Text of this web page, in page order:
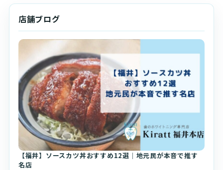
店舗ブログ
【福井】ソースカツ丼おすすめ12選｜地元民が本音で推す
名店